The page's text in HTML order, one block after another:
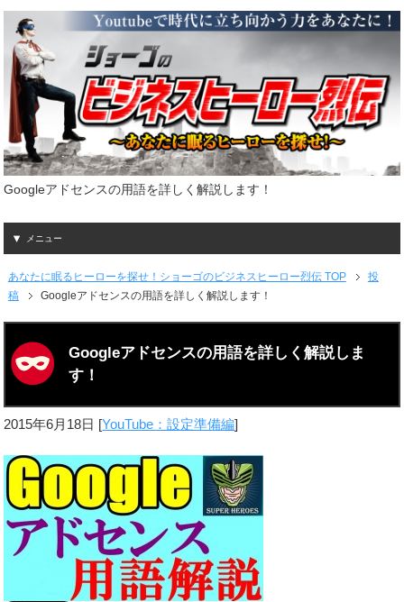
Googleアドセンスの用語を詳しく解説します！
メニュー
あなたに眠るヒーローを探せ！ショーゴのビジネスヒーロー烈伝 TOP
投
稿
Googleアドセンスの用語を詳しく解説します！
Googleアドセンスの用語を詳しく解説しま
す！
2015年6月18日 [YouTube：設定準備編]